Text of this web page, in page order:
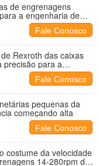
de engrenagens
a engenharia de
Fale Conosco
Rexroth das caixas
precisão para a
Fale Conosco
pequenas da
começando alta
Fale Conosco
costume da velocidade
14-280rpm de